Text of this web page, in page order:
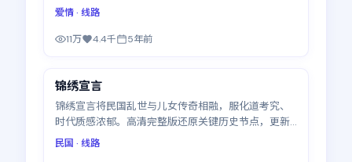
段，免费观看完整版高清电视剧更沉浸，更新至18集
爱情· 线路
11万 4.4千 5年前
热门
锦绣宣言
锦绣宣言将民国乱世与儿女传奇相融，服化道考究、
时代质感浓郁。高清完整版还原关键历史节点，更新
至25集
民国 · 线路